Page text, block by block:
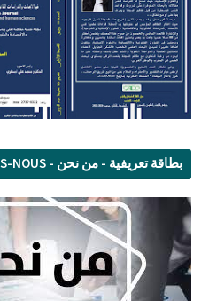
بطاقة تعريفية - من نحن - QUI SOMMES-NOUS